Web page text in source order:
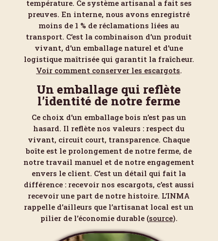
température. Ce système artisanal a fait ses
preuves. En interne, nous avons enregistré
moins de 1 % de réclamations liées au
transport. C’est la combinaison d’un produit
vivant, d’un emballage naturel et d’une
logistique maîtrisée qui garantit la fraîcheur.
Voir comment conserver les escargots.
Un emballage qui reflète
l’identité de notre ferme
Ce choix d’un emballage bois n’est pas un
hasard. Il reflète nos valeurs : respect du
vivant, circuit court, transparence. Chaque
boîte est le prolongement de notre ferme, de
notre travail manuel et de notre engagement
envers le client. C’est un détail qui fait la
différence : recevoir nos escargots, c’est aussi
recevoir une part de notre histoire. L’INMA
rappelle d’ailleurs que l’artisanat local est un
pilier de l’économie durable (source).